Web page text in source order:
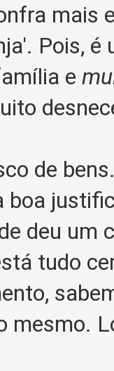
mais
Pois,
e
de
boa
deu um
tudo
mesmo.